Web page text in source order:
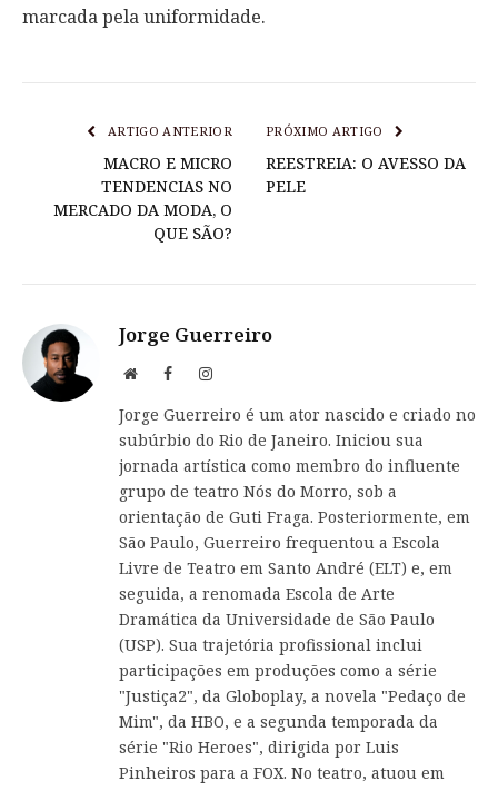
marcada pela uniformidade.
ARTIGO ANTERIOR
MACRO E MICRO
TENDENCIAS NO
MERCADO DA MODA, O
QUE SÃO?
PRÓXIMO ARTIGO
REESTREIA: O AVESSO DA
PELE
Jorge Guerreiro
WebsiteFacebookInstagram
Jorge Guerreiro é um ator nascido e criado no
subúrbio do Rio de Janeiro. Iniciou sua
jornada artística como membro do influente
grupo de teatro Nós do Morro, sob a
orientação de Guti Fraga. Posteriormente, em
São Paulo, Guerreiro frequentou a Escola
Livre de Teatro em Santo André (ELT) e, em
seguida, a renomada Escola de Arte
Dramática da Universidade de São Paulo
(USP). Sua trajetória profissional inclui
participações em produções como a série
"Justiça2", da Globoplay, a novela "Pedaço de
Mim", da HBO, e a segunda temporada da
série "Rio Heroes", dirigida por Luis
Pinheiros para a FOX. No teatro, atuou em